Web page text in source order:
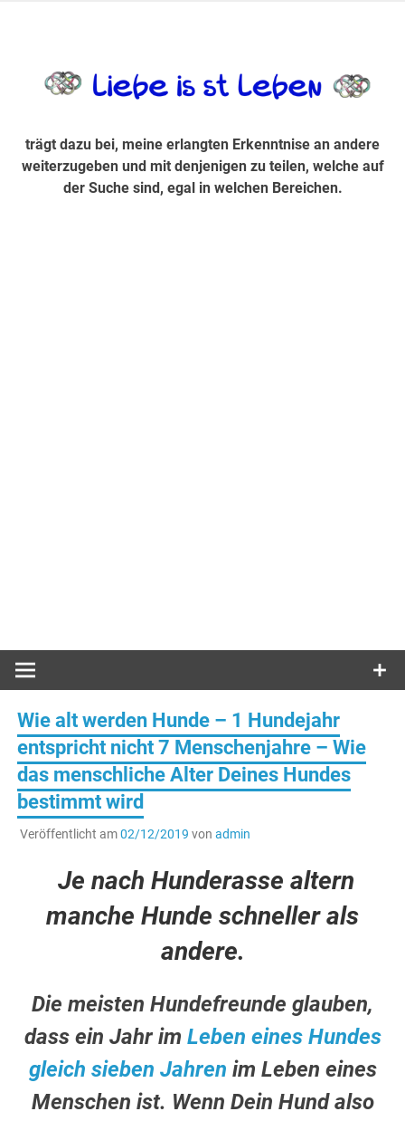
Suche sind, egal in welchen Bereichen.
trägt dazu bei, meine erlangten Erkenntnise an andere
weiterzugeben und mit denjenigen zu teilen, welche auf
der Suche sind, egal in welchen Bereichen.
Wie alt werden Hunde – 1 Hundejahr
entspricht nicht 7 Menschenjahre – Wie
das menschliche Alter Deines Hundes
bestimmt wird
Veröffentlicht am02/12/2019 von admin
Je nach Hunderasse altern
manche Hunde schneller als
andere.
Die meisten Hundefreunde glauben,
dass ein Jahr im Leben eines Hundes
gleich sieben Jahren im Leben eines
Menschen ist. Wenn Dein Hund also